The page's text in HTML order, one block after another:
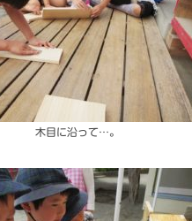
木目に沿って…。